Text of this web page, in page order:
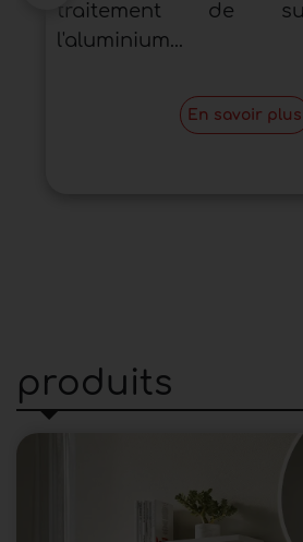
traitement de
l'aluminium...
En savoir plus
produits